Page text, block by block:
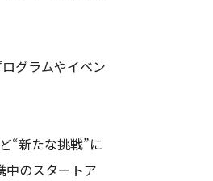
グラムやイベン
“新たな挑戦”に
中のスタートア